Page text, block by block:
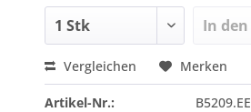
In den
Vergleichen Merken
Artikel-Nr.:
B5209.EE